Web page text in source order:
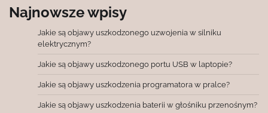
Najnowsze wpisy
Jakie są objawy uszkodzonego uzwojenia w silniku
elektrycznym?
Jakie są objawy uszkodzonego portu USB w laptopie?
Jakie są objawy uszkodzenia programatora w pralce?
Jakie są objawy uszkodzenia baterii w głośniku przenośnym?